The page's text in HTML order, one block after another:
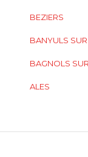
BEZIERS
BANYULS
BAGNOLS
ALES